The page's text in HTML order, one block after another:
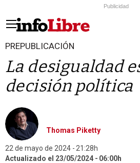
Publicidad
PREPUBLICACIÓN
La desigualdad
decisión política
Thomas Piketty
22 de mayo de 2024
21:28h
Actualizado el 23/05/2024
06:00h